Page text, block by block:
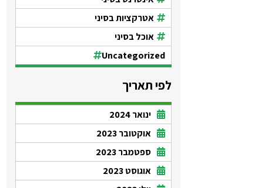
אטרקציות בסיני
אוכל בסיני
Uncategorized
לפי תאריך
ינואר 2024
אוקטובר 2023
ספטמבר 2023
אוגוסט 2023